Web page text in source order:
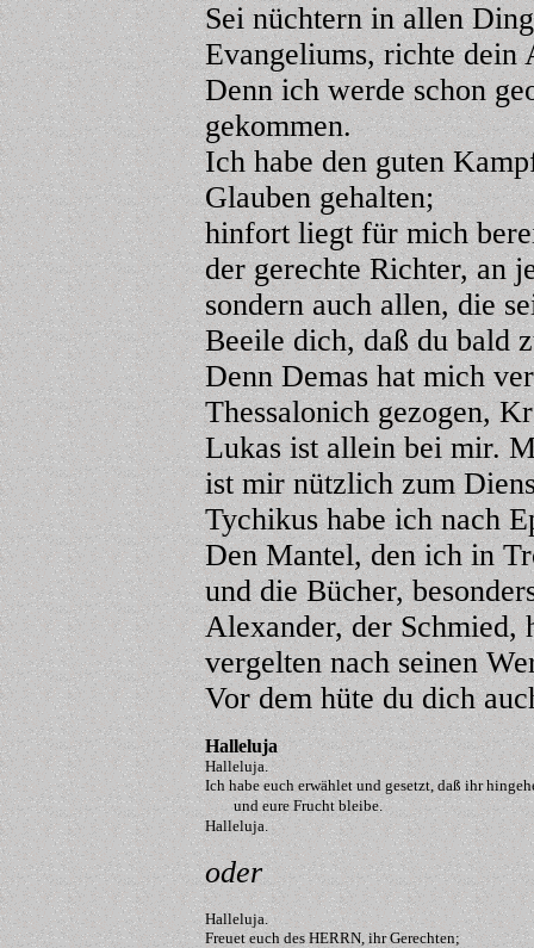
Sei nüchtern in allen
Evangeliums, richte dein
Denn ich werde schon
gekommen.
Ich habe den guten
Glauben gehalten;
hinfort liegt für mich
der gerechte Richter, an
sondern auch allen, die
Beeile dich, daß du bald
Denn Demas hat mich
Thessalonich gezogen,
Lukas ist allein bei mir.
ist mir nützlich zum
Tychikus habe ich nach
Den Mantel, den ich in
und die Bücher,
Alexander, der Schmied,
vergelten nach seinen
Vor dem hüte du dich
Halleluja
Halleluja.
Ich habe euch erwählet und gesetzt, daß ihr
und eure Frucht bleibe.
Halleluja.
oder
Halleluja.
Freuet euch des HERRN, ihr Gerechten;